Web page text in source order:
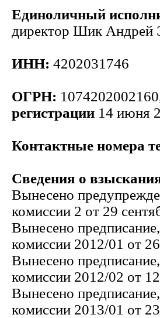
Единоличный
директор Шик Андрей
ИНН: 4202031746
ОГРН:
регистрации 14 июня
Контактные номера
Сведения о
Вынесено
комиссии 2 от 29
Вынесено
комиссии 2012/01 от
Вынесено
комиссии 2012/02 от
Вынесено
комиссии 2013/01 от